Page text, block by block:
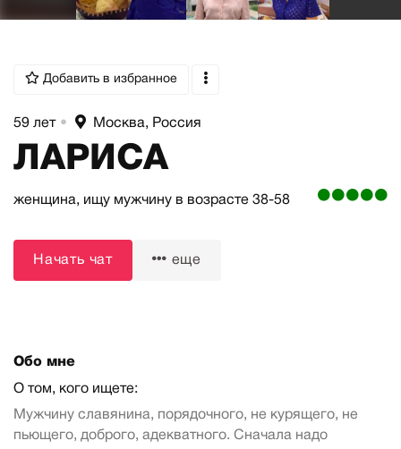
Добавить в избранное
59 лет • Москва, Россия
ЛАРИСА
женщина, ищу мужчину в возрасте 38-58
Начать чат еще
Обо мне
О том, кого ищете:
Мужчину славянина, порядочного, не курящего, не
пьющего, доброго, адекватного. Сначала надо